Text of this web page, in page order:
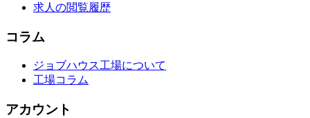
求人の閲覧履歴
コラム
ジョブハウス工場について
工場コラム
アカウント